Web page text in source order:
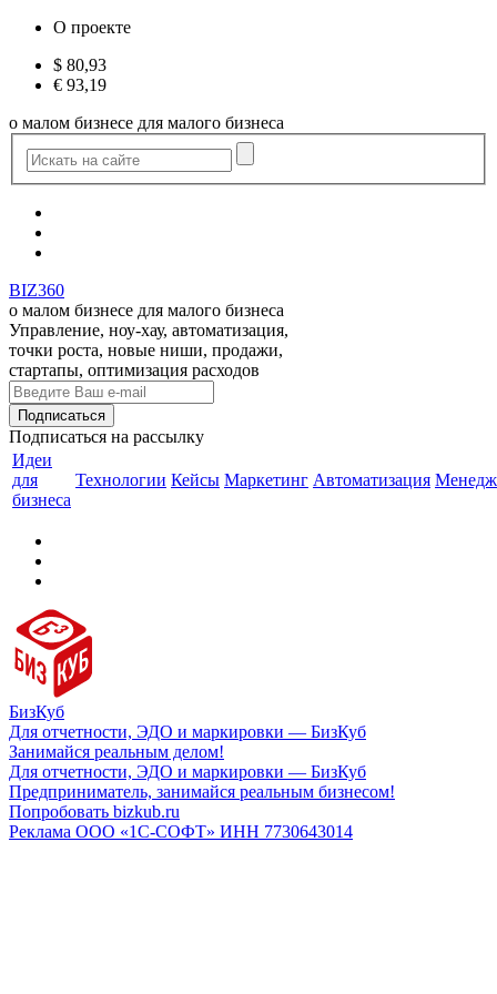
О проекте
$ 80,93
€ 93,19
о малом бизнесе для малого бизнеса
BIZ360
о малом бизнесе для малого бизнеса
Управление, ноу-хау, автоматизация,
точки роста, новые ниши, продажи,
стартапы, оптимизация расходов
Подписаться на рассылку
Идеи
для
бизнеса
Технологии Кейсы Маркетинг Автоматизация
БизКуб
Для отчетности, ЭДО и маркировки — БизКуб
Занимайся реальным делом!
Для отчетности, ЭДО и маркировки — БизКуб
Предприниматель, занимайся реальным бизнесом!
Попробовать bizkub.ru
Реклама ООО «1С-СОФТ» ИНН 7730643014